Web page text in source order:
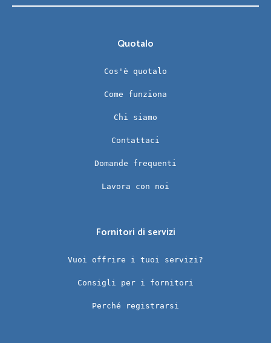
Quotalo
Cos'è quotalo
Come funziona
Chi siamo
Contattaci
Domande frequenti
Lavora con noi
Fornitori di servizi
Vuoi offrire i tuoi servizi?
Consigli per i fornitori
Perché registrarsi